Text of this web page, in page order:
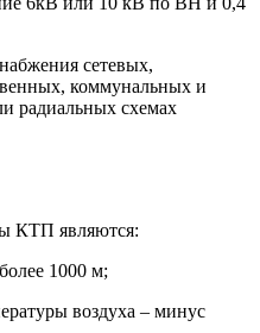
сетевых,
коммунальных и
радиальных схемах
КТП являются:
1000 м;
воздуха – минус